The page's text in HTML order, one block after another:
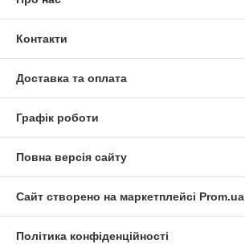
Контакти
Доставка та оплата
Графік роботи
Повна версія сайту
Сайт створено на маркетплейсі Prom.ua
Політика конфіденційності